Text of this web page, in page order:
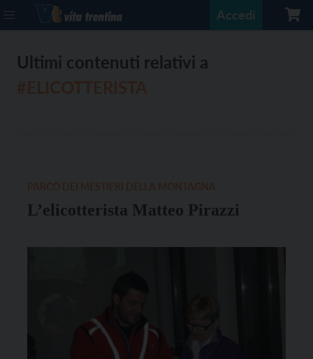
Accedi
Ultimi contenuti relativi a
L’elicotterista Matteo Pirazzi